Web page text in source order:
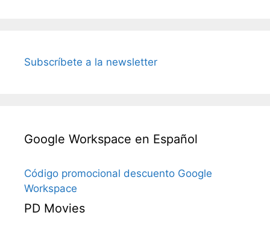
Subscríbete a la newsletter
Google Workspace en Español
Código promocional descuento Google
Workspace
PD Movies